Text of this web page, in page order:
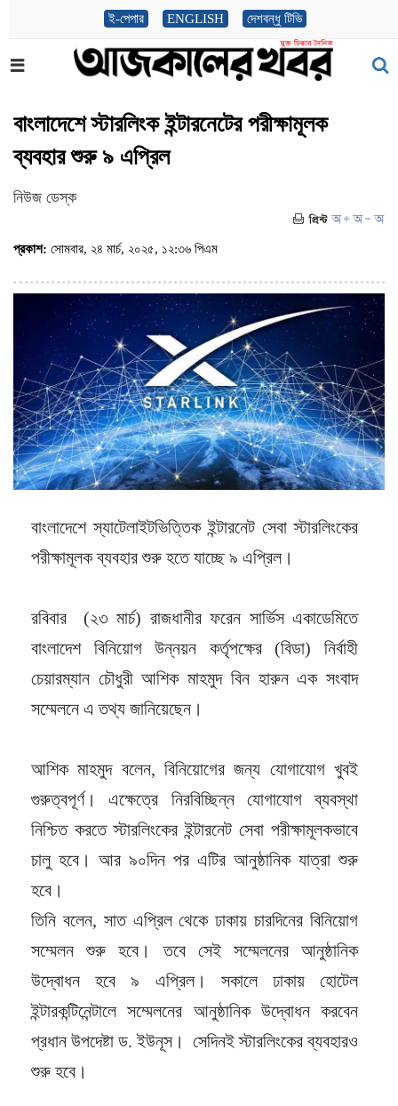
ই-পেপার ENGLISH দেশবন্ধু টিভি
বাংলাদেশে স্টারলিংক ইন্টারনেটের পরীক্ষামূলক
ব্যবহার শুরু ৯ এপ্রিল
নিউজ ডেস্ক
প্রকাশ: সোমবার, ২৪ মার্চ, ২০২৫, ১২:৩৬ পিএম
বাংলাদেশে স্যাটেলাইটভিত্তিক ইন্টারনেট সেবা স্টারলিংকের
পরীক্ষামূলক ব্যবহার শুরু হতে যাচ্ছে ৯ এপ্রিল।
রবিবার (২৩ মার্চ) রাজধানীর ফরেন সার্ভিস একাডেমিতে
বাংলাদেশ বিনিয়োগ উন্নয়ন কর্তৃপক্ষের (বিডা) নির্বাহী
চেয়ারম্যান চৌধুরী আশিক মাহমুদ বিন হারুন এক সংবাদ
সম্মেলনে এ তথ্য জানিয়েছেন।
আশিক মাহমুদ বলেন, বিনিয়োগের জন্য যোগাযোগ খুবই
গুরুত্বপূর্ণ। এক্ষেত্রে নিরবিচ্ছিন্ন যোগাযোগ ব্যবস্থা
নিশ্চিত করতে স্টারলিংকের ইন্টারনেট সেবা পরীক্ষামূলকভাবে
চালু হবে। আর ৯০দিন পর এটির আনুষ্ঠানিক যাত্রা শুরু
হবে।
তিনি বলেন, সাত এপ্রিল থেকে ঢাকায় চারদিনের বিনিয়োগ
সম্মেলন শুরু হবে। তবে সেই সম্মেলনের আনুষ্ঠানিক
উদ্বোধন হবে ৯ এপ্রিল। সকালে ঢাকায় হোটেল
ইন্টারকন্টিনেন্টালে সম্মেলনের আনুষ্ঠানিক উদ্বোধন করবেন
প্রধান উপদেষ্টা ড. ইউনূস। সেদিনই স্টারলিংকের ব্যবহারও
শুরু হবে।